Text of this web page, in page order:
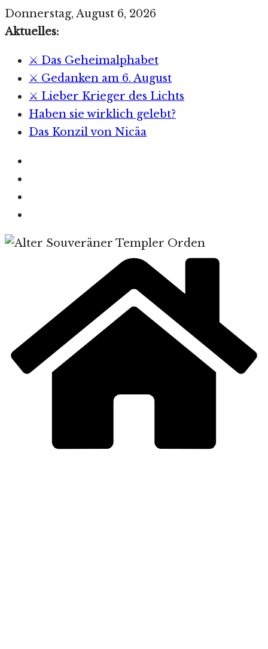
Zum
Inhalt
Donnerstag, August 6, 2026
Aktuelles:
⚔️ Das Geheimalphabet
⚔️ Gedanken am 6. August
⚔️ Lieber Krieger des Lichts
Haben sie wirklich gelebt?
Das Konzil von Nicäa